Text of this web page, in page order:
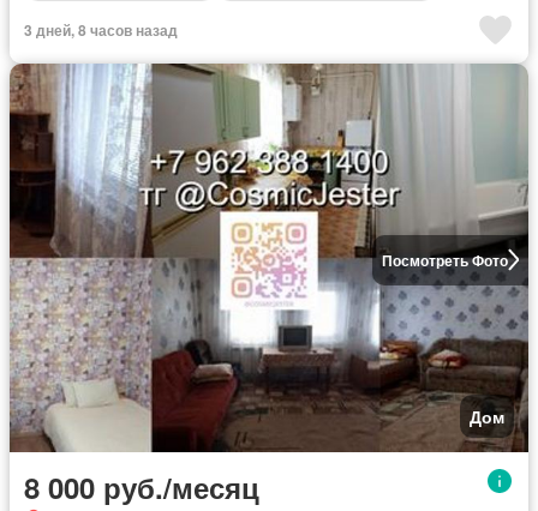
3 дней, 8 часов назад
Посмотреть Фото
Дом
8 000 руб./месяц